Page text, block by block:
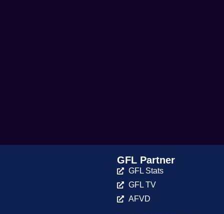
GFL Partner
GFL Stats
GFL TV
AFVD